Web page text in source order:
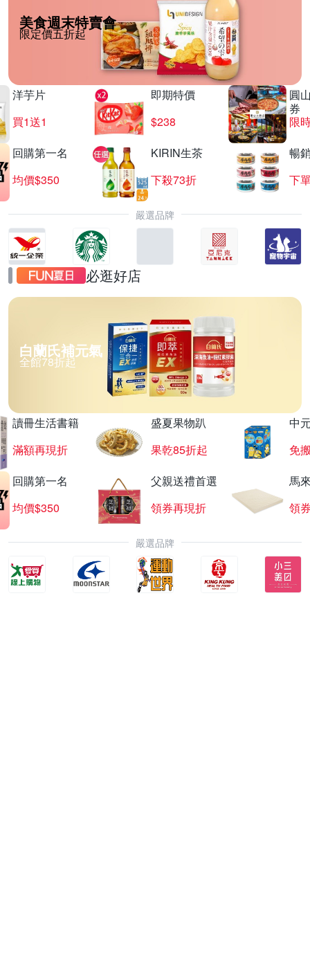
美食週末特賣會
限定價五折起
洋芋片
買1送1
即期特價
$238
圓
券
限
回購第一名
均價$350
KIRIN生茶
下殺73折
暢
下
嚴選品牌
必逛好店
白蘭氏補元氣
全館78折起
讀冊生活書籍
滿額再現折
盛夏果物趴
果乾85折起
中
免
回購第一名
均價$350
父親送禮首選
領券再現折
馬
領
嚴選品牌